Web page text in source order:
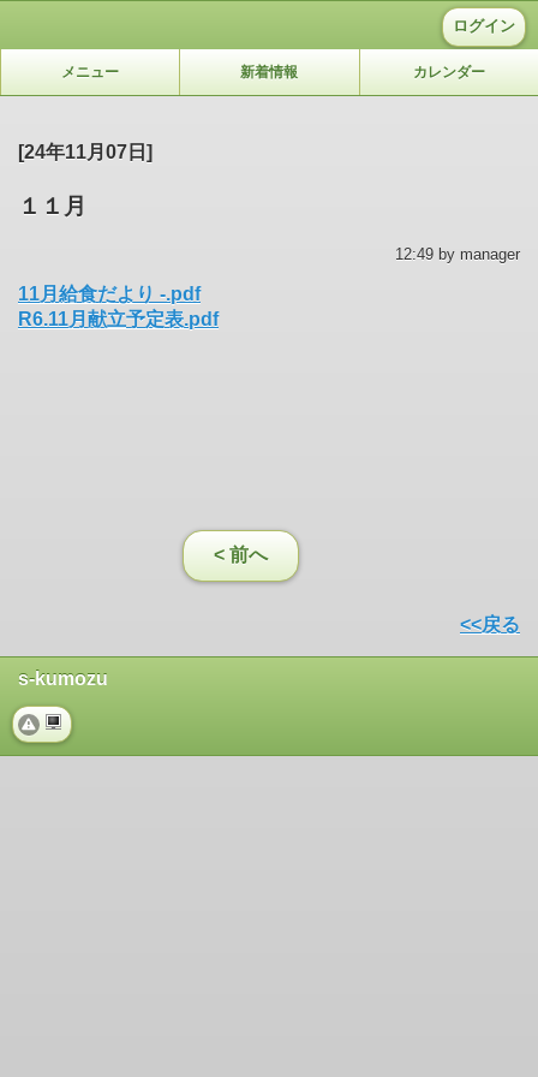
ログイン
メニュー 新着情報 カレンダー
[24年11月07日]
１１月
12:49 by manager
11月給食だより -.pdf
R6.11月献立予定表.pdf
< 前へ
<<戻る
s-kumozu